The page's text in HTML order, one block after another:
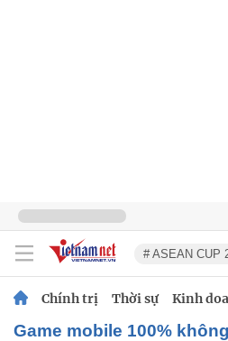
# ASEAN CUP
Chính trị Thời sự Kinh
game mobile 100%